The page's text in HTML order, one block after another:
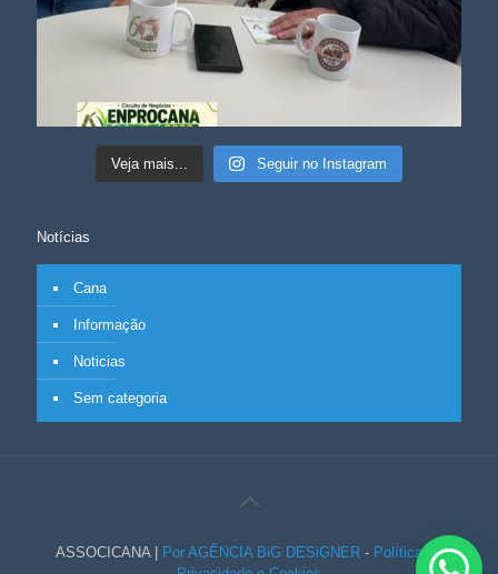
Veja mais... Seguir no Instagram
Notícias
Cana
Informação
Noticias
Sem categoria
ASSOCICANA | Por AGÊNCIA BiG DESiGNER - Política de